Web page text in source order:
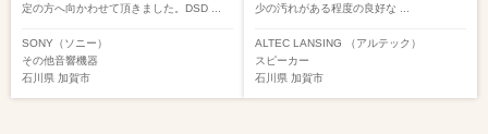
定の方へ向かわせて頂きました。DSD ...
SONY（ソニー）
その他音響機器
石川県 加賀市
少の汚れがある程度の良好な ...
ALTEC LANSING （アルテック）
スピーカー
石川県 加賀市